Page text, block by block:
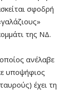
σφοδρή
της ΝΔ.
ανέλαβε
υποψήφιος
έχει τη